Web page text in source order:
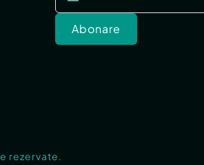
Abonare
rezervate.